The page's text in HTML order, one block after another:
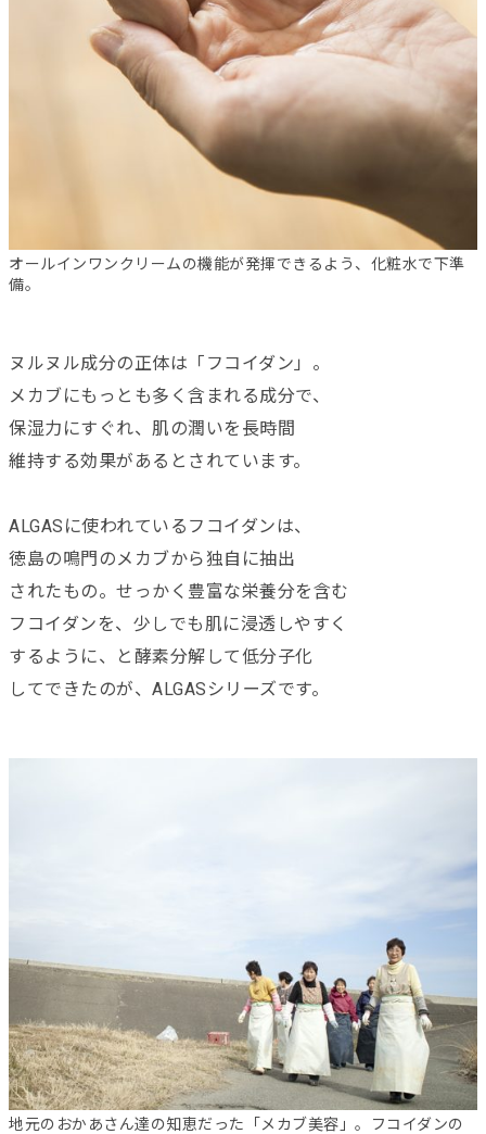
オールインワンクリームの機能が発揮できるよう、化粧水で下準
備。
ヌルヌル成分の正体は「フコイダン」。
メカブにもっとも多く含まれる成分で、
保湿力にすぐれ、肌の潤いを長時間
維持する効果があるとされています。
ALGASに使われているフコイダンは、
徳島の鳴門のメカブから独自に抽出
されたもの。せっかく豊富な栄養分を含む
フコイダンを、少しでも肌に浸透しやすく
するように、と酵素分解して低分子化
してできたのが、ALGASシリーズです。
地元のおかあさん達の知恵だった「メカブ美容」。フコイダンの